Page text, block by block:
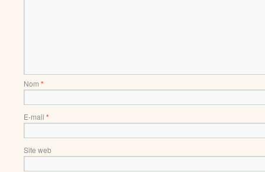
Nom *
E-mail *
Site web